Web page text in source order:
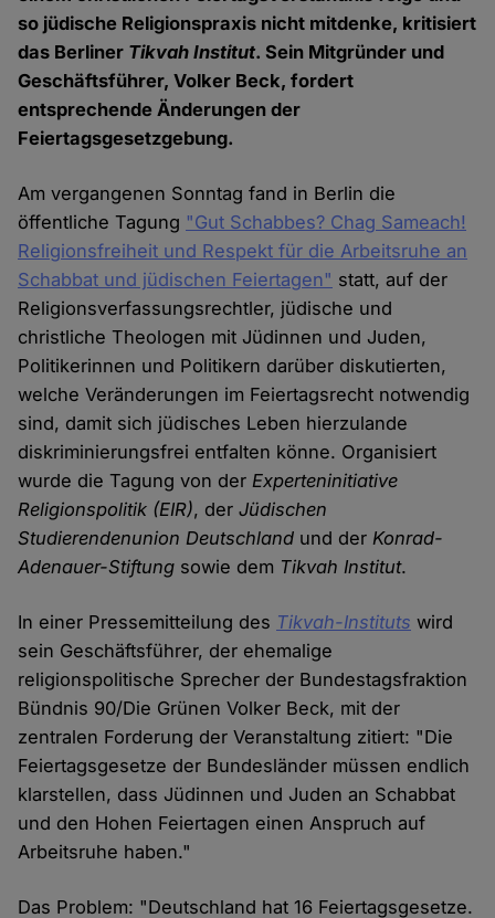
so jüdische Religionspraxis nicht mitdenke, kritisiert
das Berliner Tikvah Institut. Sein Mitgründer und
Geschäftsführer, Volker Beck, fordert
entsprechende Änderungen der
Feiertagsgesetzgebung.
Am vergangenen Sonntag fand in Berlin die
öffentliche Tagung "Gut Schabbes? Chag Sameach!
Religionsfreiheit und Respekt für die Arbeitsruhe an
Schabbat und jüdischen Feiertagen" statt, auf der
Religionsverfassungsrechtler, jüdische und
christliche Theologen mit Jüdinnen und Juden,
Politikerinnen und Politikern darüber diskutierten,
welche Veränderungen im Feiertagsrecht notwendig
sind, damit sich jüdisches Leben hierzulande
diskriminierungsfrei entfalten könne. Organisiert
wurde die Tagung von derExperteninitiative
Religionspolitik (EIR), derJüdischen
Studierendenunion Deutschland und derKonrad-
Adenauer-Stiftung sowie dem Tikvah Institut.
In einer Pressemitteilung des Tikvah-Instituts wird
sein Geschäftsführer, der ehemalige
religionspolitische Sprecher der Bundestagsfraktion
Bündnis 90/Die Grünen Volker Beck, mit der
zentralen Forderung der Veranstaltung zitiert: "Die
Feiertagsgesetze der Bundesländer müssen endlich
klarstellen, dass Jüdinnen und Juden an Schabbat
und den Hohen Feiertagen einen Anspruch auf
Arbeitsruhe haben."
Das Problem: "Deutschland hat 16 Feiertagsgesetze.